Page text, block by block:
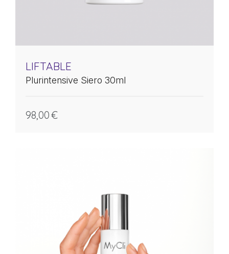
LIFTABLE
Plurintensive Siero 30ml
98,00€